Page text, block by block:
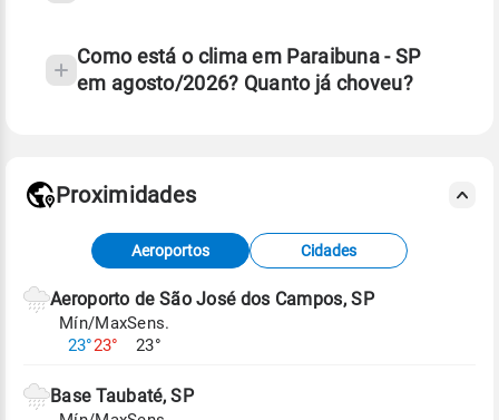
Como está o clima em Paraibuna - SP
em agosto/2026? Quanto já choveu?
Fonte: dados combinados de estações
meteorológicas e satélite do Centro de Previsão
de Tempo e Estudos Climáticos (CPTEC).
Para obter mais informações sobre os dados
Proximidades
Aeroportos Cidades
Aeroporto de São José dos Campos, SP
Mín/Max
23°23°
Sens.
23°
Base Taubaté, SP